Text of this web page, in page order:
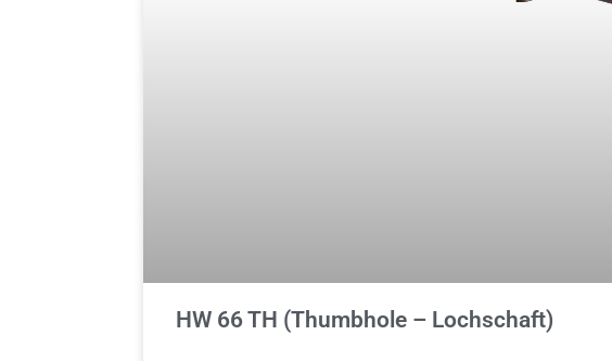
HW 66 TH (Thumbhole – Lochschaft)